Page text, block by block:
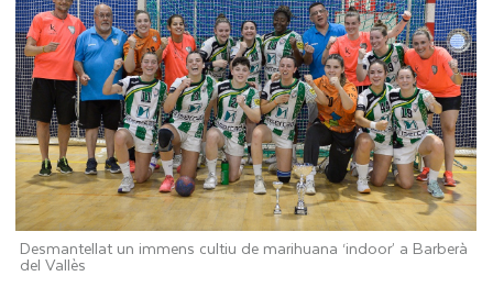
Desmantellat un immens cultiu de marihuana ‘indoor’ a Barberà
del Vallès